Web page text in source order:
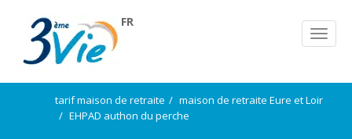
FR
tarif maison de retraite
maison de retraite Eure et Loir
EHPAD authon du perche